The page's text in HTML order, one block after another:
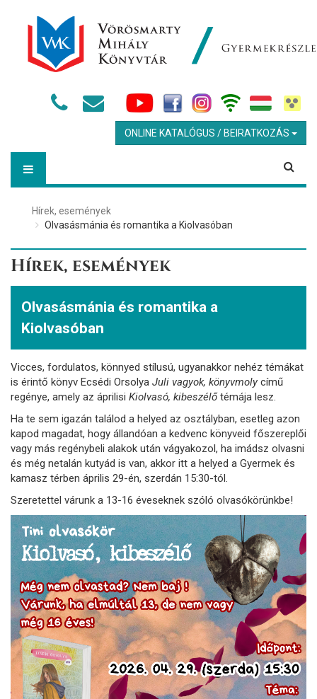
ONLINE KATALÓGUS / BEIRATKOZÁS
Hírek, események
Olvasásmánia és romantika a Kiolvasóban
Hírek, események
Olvasásmánia és romantika a
Kiolvasóban
Vicces, fordulatos, könnyed stílusú, ugyanakkor nehéz témákat
is érintő könyv Ecsédi Orsolya Juli vagyok, könyvmolycímű
regénye, amely az áprilisi Kiolvasó, kibeszélő témája lesz.
Ha te sem igazán találod a helyed az osztályban, esetleg azon
kapod magadat, hogy állandóan a kedvenc könyveid főszereplői
vagy más regénybeli alakok után vágyakozol, ha imádsz olvasni
és még netalán kutyád is van, akkor itt a helyed a Gyermek és
kamasz térben április 29-én, szerdán 15:30-tól.
Szeretettel várunk a 13-16 éveseknek szóló olvasókörünkbe!